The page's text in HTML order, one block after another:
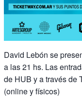
David Lebón se
a las 21 hs. Las
de HUB y a través de
(online y físicos)